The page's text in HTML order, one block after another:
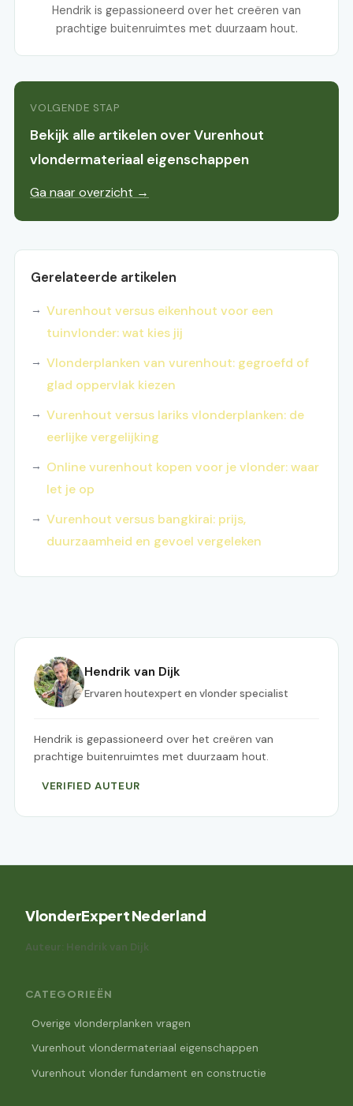
Hendrik is gepassioneerd over het creëren van
prachtige buitenruimtes met duurzaam hout.
VOLGENDE STAP
Bekijk alle artikelen over Vurenhout
vlondermateriaal eigenschappen
Ga naar overzicht →
Gerelateerde artikelen
Vurenhout versus eikenhout voor een
tuinvlonder: wat kies jij
Vlonderplanken van vurenhout: gegroefd of
glad oppervlak kiezen
Vurenhout versus lariks vlonderplanken: de
eerlijke vergelijking
Online vurenhout kopen voor je vlonder: waar
let je op
Vurenhout versus bangkirai: prijs,
duurzaamheid en gevoel vergeleken
Hendrik van Dijk
Ervaren houtexpert en vlonder specialist
Hendrik is gepassioneerd over het creëren van
prachtige buitenruimtes met duurzaam hout.
VERIFIED AUTEUR
VlonderExpert Nederland
Auteur: Hendrik van Dijk
CATEGORIEËN
Overige vlonderplanken vragen
Vurenhout vlondermateriaal eigenschappen
Vurenhout vlonder fundament en constructie